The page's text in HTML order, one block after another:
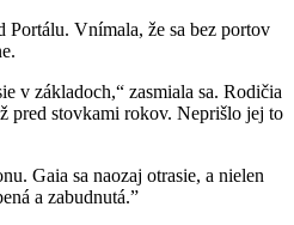
Portálu. Vnímala, že sa bez portov
v základoch,“ zasmiala sa. Rodičia
pred stovkami rokov. Neprišlo jej to
Gaia sa naozaj otrasie, a nielen
a zabudnutá.”